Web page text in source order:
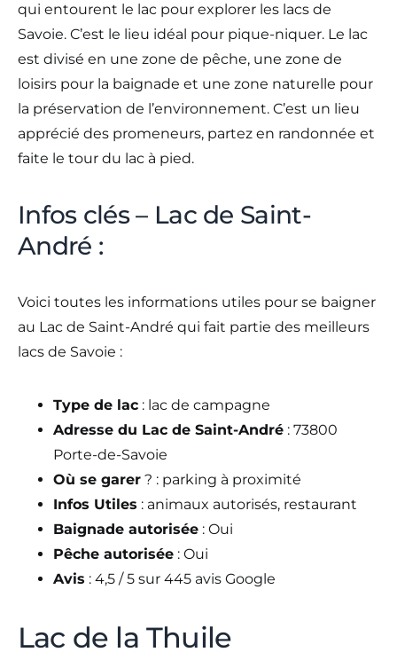
qui entourent le lac pour explorer les lacs de
Savoie. C’est le lieu idéal pour pique-niquer. Le lac
est divisé en une zone de pêche, une zone de
loisirs pour la baignade et une zone naturelle pour
la préservation de l’environnement. C’est un lieu
apprécié des promeneurs, partez en randonnée et
faite le tour du lac à pied.
Infos clés – Lac de Saint-
André :
Voici toutes les informations utiles pour se baigner
au Lac de Saint-André qui fait partie des meilleurs
lacs de Savoie :
Type de lac : lac de campagne
Adresse du Lac de Saint-André : 73800
Porte-de-Savoie
Où se garer ? : parking à proximité
Infos Utiles : animaux autorisés, restaurant
Baignade autorisée : Oui
Pêche autorisée : Oui
Avis : 4,5 / 5 sur 445 avis Google
Lac de la Thuile